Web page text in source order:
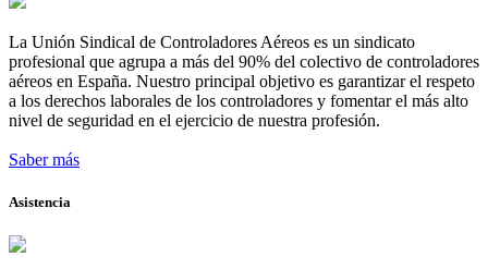
La Unión Sindical de Controladores Aéreos es un sindicato
profesional que agrupa a más del 90% del colectivo de controladores
aéreos en España. Nuestro principal objetivo es garantizar el respeto
a los derechos laborales de los controladores y fomentar el más alto
nivel de seguridad en el ejercicio de nuestra profesión.
Saber más
Asistencia